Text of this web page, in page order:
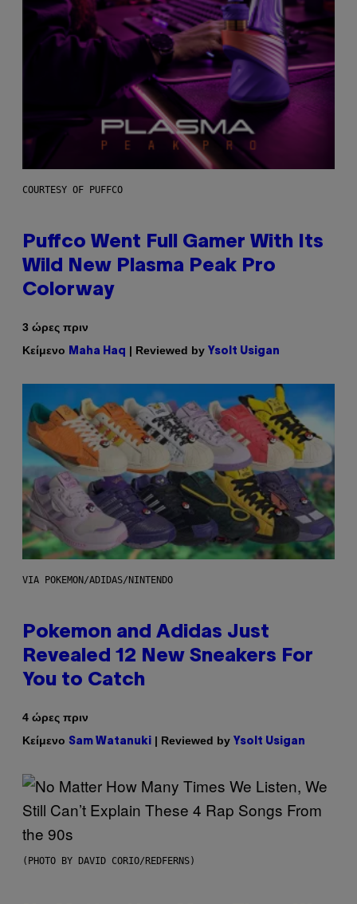
COURTESY OF PUFFCO
Puffco Went Full Gamer With Its
Wild New Plasma Peak Pro
Colorway
3 ώρες πριν
Κείμενο
Maha Haq | Reviewed by Ysolt Usigan
VIA POKEMON/ADIDAS/NINTENDO
Pokemon and Adidas Just
Revealed 12 New Sneakers For
You to Catch
4 ώρες πριν
Κείμενο Sam Watanuki | Reviewed by Ysolt Usigan
(PHOTO BY DAVID CORIO/REDFERNS)